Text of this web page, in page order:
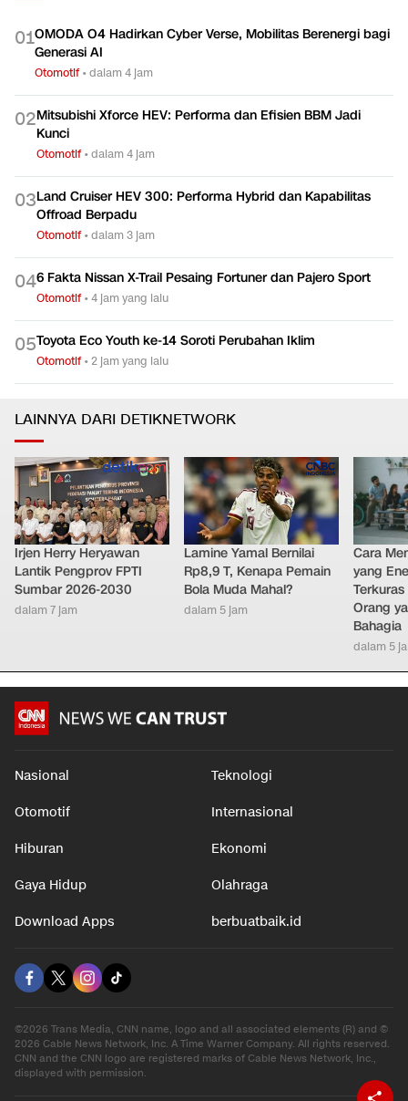
01OMODA O4 Hadirkan Cyber Verse, Mobilitas Berenergi bagi
Generasi AI
Otomotif•dalam 4 jam
02Mitsubishi Xforce HEV: Performa dan Efisien BBM Jadi
Kunci
Otomotif•dalam 4 jam
03Land Cruiser HEV 300: Performa Hybrid dan Kapabilitas
Offroad Berpadu
Otomotif•dalam 3 jam
046 Fakta Nissan X-Trail Pesaing Fortuner dan Pajero Sport
Otomotif•4 jam yang lalu
05Toyota Eco Youth ke-14 Soroti Perubahan Iklim
Otomotif•2 jam yang lalu
LAINNYA DARI DETIKNETWORK
Irjen Herry Heryawan
Lantik Pengprov FPTI
Sumbar 2026-2030
dalam 7 jam
Lamine Yamal Bernilai
Rp8,9 T, Kenapa Pemain
Bola Muda Mahal?
dalam 5 jam
Cara
yang
Orang
Bahagia
dalam 5
Nasional Teknologi
Otomotif Internasional
Hiburan Ekonomi
Gaya Hidup Olahraga
Download Apps berbuatbaik.id
©2026 Trans Media, CNN name, logo and all associated elements (R) and ©
2026 Cable News Network, Inc. A Time Warner Company. All rights reserved.
CNN and the CNN logo are registered marks of Cable News Network, Inc.,
displayed with permission.